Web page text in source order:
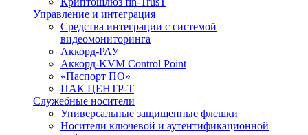
Управление и интеграция
Средства интеграции с системой
видеомониторинга
Аккорд-РАУ
Аккорд-KVM Control Point
«Паспорт ПО»
ПАК ЦЕНТР-Т
Служебные носители
Универсальные защищенные флешки
Носители ключевой и аутентификационной